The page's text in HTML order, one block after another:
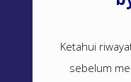
Ketahui
sebelum